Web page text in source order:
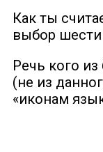
Как ты
выбор
Речь кого
(не из
«иконам